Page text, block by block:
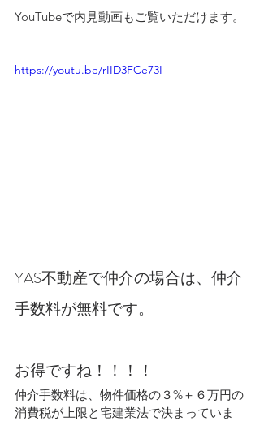
YouTubeで内見動画もご覧いただけます。
https://youtu.be/rIID3FCe73I
YAS不動産で仲介の場合は、仲介
手数料が無料です。
お得ですね！！！！
仲介手数料は、物件価格の３%＋６万円の
消費税が上限と宅建業法で決まっていま